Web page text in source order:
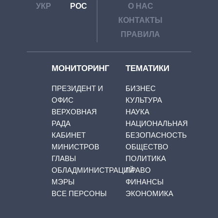
УКР РОС
О НАС
КОНТАКТЫ
ПРАВИЛА
МОНИТОРИНГ
ПРЕЗИДЕНТ И
ОФИС
ВЕРХОВНАЯ
РАДА
КАБИНЕТ
МИНИСТРОВ
ГЛАВЫ
ОБЛАДМИНИСТРАЦИЙ
МЭРЫ
ВСЕ ПЕРСОНЫ
ТЕМАТИКИ
БИЗНЕС
КУЛЬТУРА
НАУКА
НАЦИОНАЛЬНАЯ
БЕЗОПАСНОСТЬ
ОБЩЕСТВО
ПОЛИТИКА
ПРАВО
ФИНАНСЫ
ЭКОНОМИКА